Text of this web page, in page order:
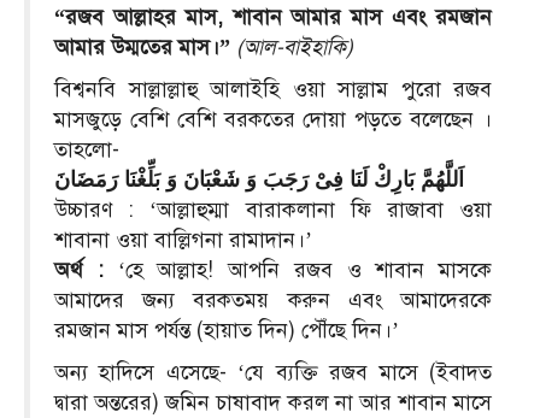
“রজব আল্লাহর মাস, শাবান আমার মাস এবং রমজান
আমার উম্মতের মাস।” (আল-বাইহাকি)
বিশ্বনবি সাল্লাল্লাহু আলাইহি ওয়া সাল্লাম পুরো রজব
মাসজুড়ে বেশি বেশি বরকতের দোয়া পড়তে বলেছেন ।
তাহলো-
اَللَّهُمَّ بَارِكْ لَنَا فِىْ رَجَبَ وَ شَعْبَانَ وَ بَلِّغْنَا رَمَضَانَ
উচ্চারণ : ‘আল্লাহুম্মা বারাকলানা ফি রাজাবা ওয়া
শাবানা ওয়া বাল্লিগনা রামাদান।’
অর্থ :‘হে আল্লাহ! আপনি রজব ও শাবান মাসকে
আমাদের জন্য বরকতময় করুন এবং আমাদেরকে
রমজান মাস পর্যন্ত (হায়াত দিন) পৌঁছে দিন।’
অন্য হাদিসে এসেছে- ‘যে ব্যক্তি রজব মাসে (ইবাদত
দ্বারা অন্তরের) জমিন চাষাবাদ করল না আর শাবান মাসে